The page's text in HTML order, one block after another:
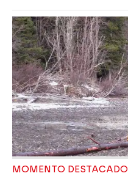
MOMENTO DESTACADO